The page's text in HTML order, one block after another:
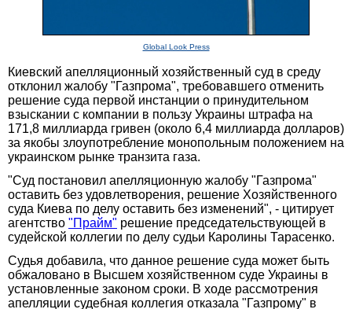
Global Look Press
Киевский апелляционный хозяйственный суд в среду
отклонил жалобу "Газпрома", требовавшего отменить
решение суда первой инстанции о принудительном
взыскании с компании в пользу Украины штрафа на
171,8 миллиарда гривен (около 6,4 миллиарда долларов)
за якобы злоупотребление монопольным положением на
украинском рынке транзита газа.
"Суд постановил апелляционную жалобу "Газпрома"
оставить без удовлетворения, решение Хозяйственного
суда Киева по делу оставить без изменений", - цитирует
агентство "Прайм" решение председательствующей в
судейской коллегии по делу судьи Каролины Тарасенко.
Судья добавила, что данное решение суда может быть
обжаловано в Высшем хозяйственном суде Украины в
установленные законом сроки. В ходе рассмотрения
апелляции судебная коллегия отказала "Газпрому" в